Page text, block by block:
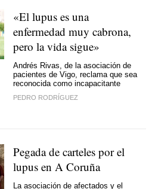
«El lupus es una
enfermedad muy cabrona,
pero la vida sigue»
Andrés Rivas, de la asociación de
pacientes de Vigo, reclama que sea
reconocida como incapacitante
PEDRO RODRÍGUEZ
Pegada de carteles por el
lupus en A Coruña
La asociación de afectados y el